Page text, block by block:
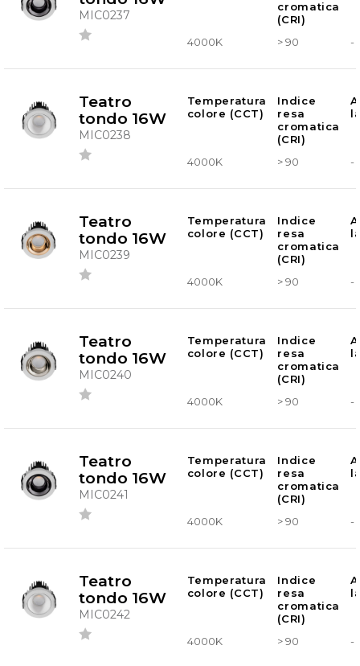
MIC0237
cromatica
(CRI)
4000K > 90 -
Teatro
tondo 16W
MIC0238
Temperatura
colore (CCT)
Indice
resa
cromatica
(CRI)
4000K > 90 -
Teatro
tondo 16W
MIC0239
Temperatura
colore (CCT)
Indice
resa
cromatica
(CRI)
4000K > 90 -
Teatro
tondo 16W
MIC0240
Temperatura
colore (CCT)
Indice
resa
cromatica
(CRI)
4000K > 90 -
Teatro
tondo 16W
MIC0241
Temperatura
colore (CCT)
Indice
resa
cromatica
(CRI)
4000K > 90 -
Teatro
tondo 16W
MIC0242
Temperatura
colore (CCT)
Indice
resa
cromatica
(CRI)
4000K > 90 -